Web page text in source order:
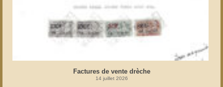
Factures de vente drèche
14 juillet 2026